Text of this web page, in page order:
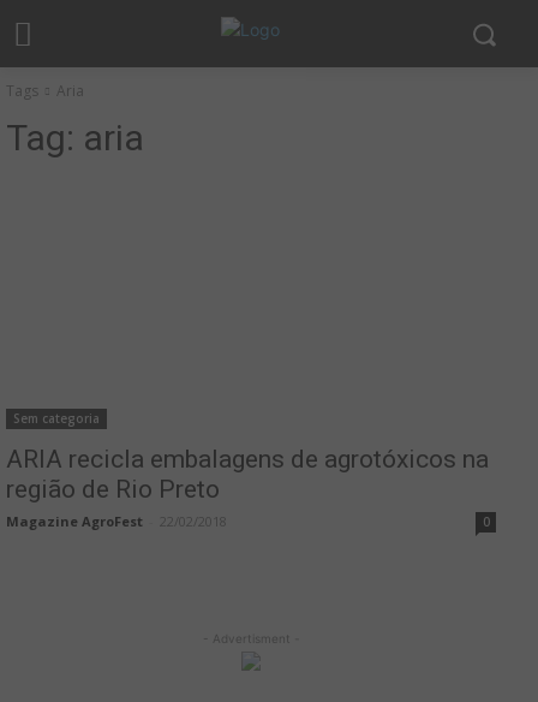
Tags Aria
Tag: aria
Sem categoria
ARIA recicla embalagens de agrotóxicos na
região de Rio Preto
Magazine AgroFest 22/02/2018 0
- Advertisment -